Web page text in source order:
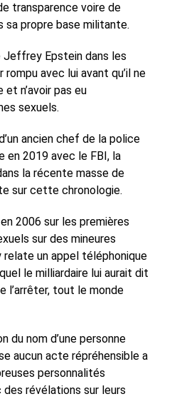
transparence voire de
sa propre base militante.
Jeffrey Epstein dans les
rompu avec lui avant qu’il ne
n’avoir pas eu
sexuels.
ancien chef de la police
en 2019 avec le FBI, la
la récente masse de
sur cette chronologie.
2006 sur les premières
sur des mineures
un appel téléphonique
le milliardaire lui aurait dit
l’arrêter, tout le monde
du nom d’une personne
aucun acte répréhensible a
personnalités
révélations sur leurs